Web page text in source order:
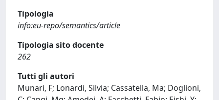
Tipologia
info:eu-repo/semantics/article
Tipologia sito docente
262
Tutti gli autori
Munari, F; Lonardi, Silvia; Cassatella, Ma; Doglioni,